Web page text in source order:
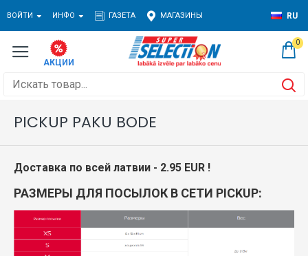
ВОЙТИ ИНФО ГАЗЕТА МАГАЗИНЫ RU
0
PICKUP PAKU BODE
Доставка по всей латвии - 2.95 EUR !
РАЗМЕРЫ ДЛЯ ПОСЫЛОК В СЕТИ PICKUP: